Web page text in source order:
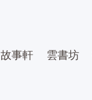
故事軒 雲書坊